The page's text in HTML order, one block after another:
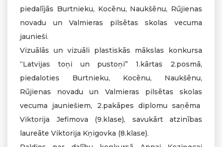
piedalījās Burtnieku, Kocēnu, Naukšēnu, Rūjienas
novadu un Valmieras pilsētas skolas vecuma
jaunieši.
Vizuālās un vizuāli plastiskās mākslas konkursa
“Latvijas toņi un pustoņi” 1.kārtas 2.posmā,
piedaloties Burtnieku, Kocēnu, Naukšēnu,
Rūjienas novadu un Valmieras pilsētas skolas
vecuma jauniešiem, 2.pakāpes diplomu saņēma
Viktorija Jefimova (9.klase), savukārt atzinības
laureāte Viktorija Kņigovka (8.klase).